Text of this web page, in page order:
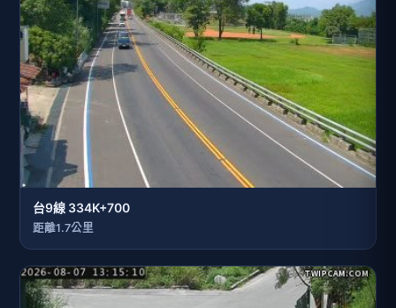
台9線 334K+700
距離1.7公里